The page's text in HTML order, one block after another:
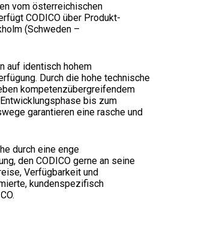
vom österreichischen
CODICO über Produkt-
(Schweden –
auf identisch hohem
Durch die hohe technische
kompetenzübergreifendem
bis zum
garantieren eine rasche und
durch eine enge
den CODICO gerne an seine
Verfügbarkeit und
kundenspezifisch